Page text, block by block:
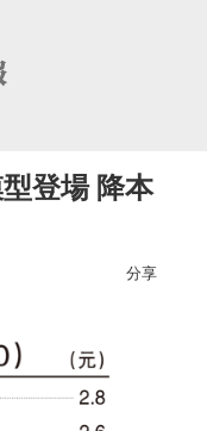
登場 降本
分享